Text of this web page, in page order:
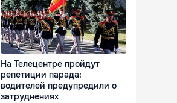
На Телецентре пройдут
репетиции парада:
водителей предупредили о
затруднениях